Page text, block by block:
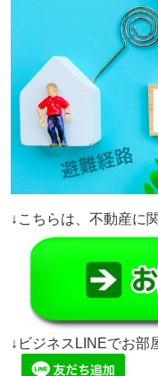
↓こちらは、不動産に
↓ビジネスLINEでお部